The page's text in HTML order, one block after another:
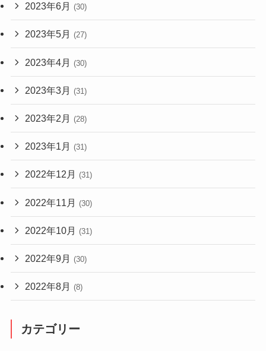
2023年6月 (30)
2023年5月 (27)
2023年4月 (30)
2023年3月 (31)
2023年2月 (28)
2023年1月 (31)
2022年12月 (31)
2022年11月 (30)
2022年10月 (31)
2022年9月 (30)
2022年8月 (8)
カテゴリー